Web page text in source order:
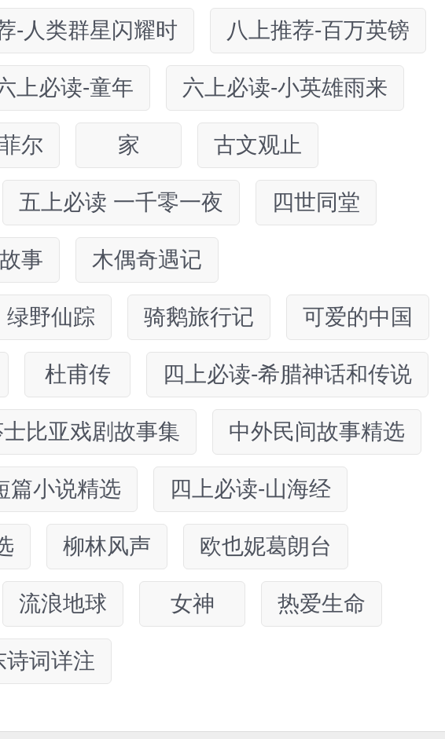
-人类群星闪耀时 八上推荐-百万英镑
上必读-童年 六上必读-小英雄雨来
尔 家 古文观止
五上必读 一千零一夜 四世同堂
事 木偶奇遇记
绿野仙踪 骑鹅旅行记 可爱的中国
杜甫传 四上必读-希腊神话和传说
比亚戏剧故事集 中外民间故事精选
篇小说精选 四上必读-山海经
柳林风声 欧也妮葛朗台
流浪地球 女神 热爱生命
诗词详注